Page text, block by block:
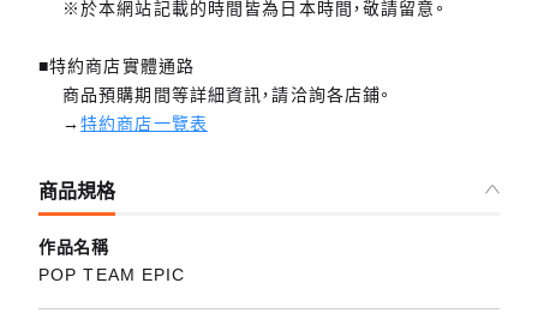
※於本網站記載的時間皆為日本時間，敬請留意。
■特約商店實體通路
商品預購期間等詳細資訊，請洽詢各店鋪。
→特約商店一覽表
商品規格
作品名稱
POP TEAM EPIC